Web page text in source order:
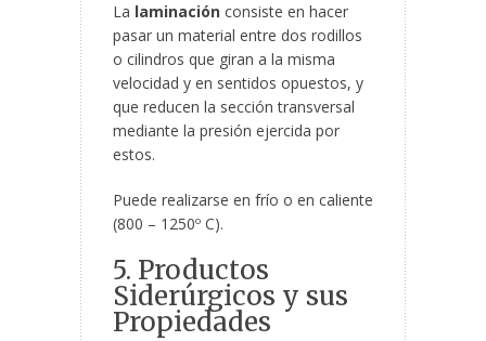
La laminación consiste en hacer
pasar un material entre dos rodillos
o cilindros que giran a la misma
velocidad y en sentidos opuestos, y
que reducen la sección transversal
mediante la presión ejercida por
estos.
Puede realizarse en frío o en caliente
(800 – 1250º C).
5. Productos
Siderúrgicos y sus
Propiedades